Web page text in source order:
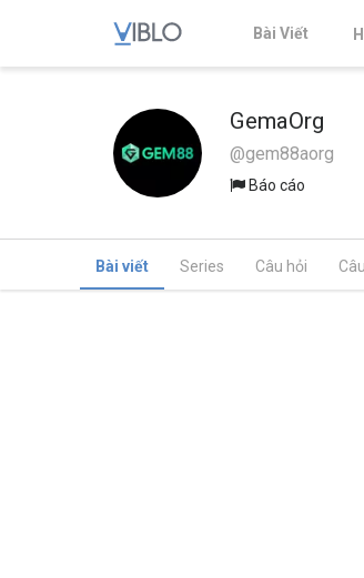
Bài Viết
GemaOrg
@gem88aorg
Báo cáo
Bài viết Series Câu hỏi